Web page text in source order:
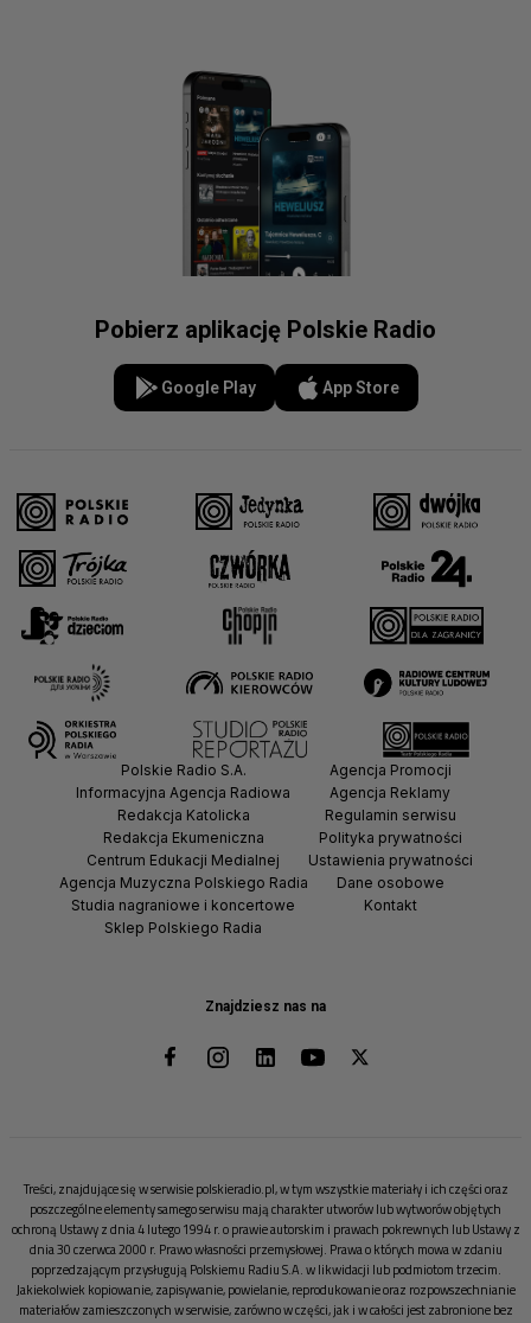
Pobierz aplikację Polskie Radio
Google Play App Store
Znajdziesz nas na
Polskie Radio S.A.
Informacyjna Agencja Radiowa
Redakcja Katolicka
Redakcja Ekumeniczna
Centrum Edukacji Medialnej
Agencja Muzyczna Polskiego Radia
Studia nagraniowe i koncertowe
Sklep Polskiego Radia
Agencja Promocji
Agencja Reklamy
Regulamin serwisu
Polityka prywatności
Ustawienia prywatności
Dane osobowe
Kontakt
Treści, znajdujące się w serwisie polskieradio.pl, w tym wszystkie materiały i ich części oraz
poszczególne elementy samego serwisu mają charakter utworów lub wytworów objętych
ochroną Ustawy z dnia 4 lutego 1994 r. o prawie autorskim i prawach pokrewnych lub Ustawy z
dnia 30 czerwca 2000 r. Prawo własności przemysłowej. Prawa o których mowa w zdaniu
poprzedzającym przysługują Polskiemu Radiu S.A. w likwidacji lub podmiotom trzecim.
Jakiekolwiek kopiowanie, zapisywanie, powielanie, reprodukowanie oraz rozpowszechnianie
materiałów zamieszczonych w serwisie, zarówno w części, jak i w całości jest zabronione bez